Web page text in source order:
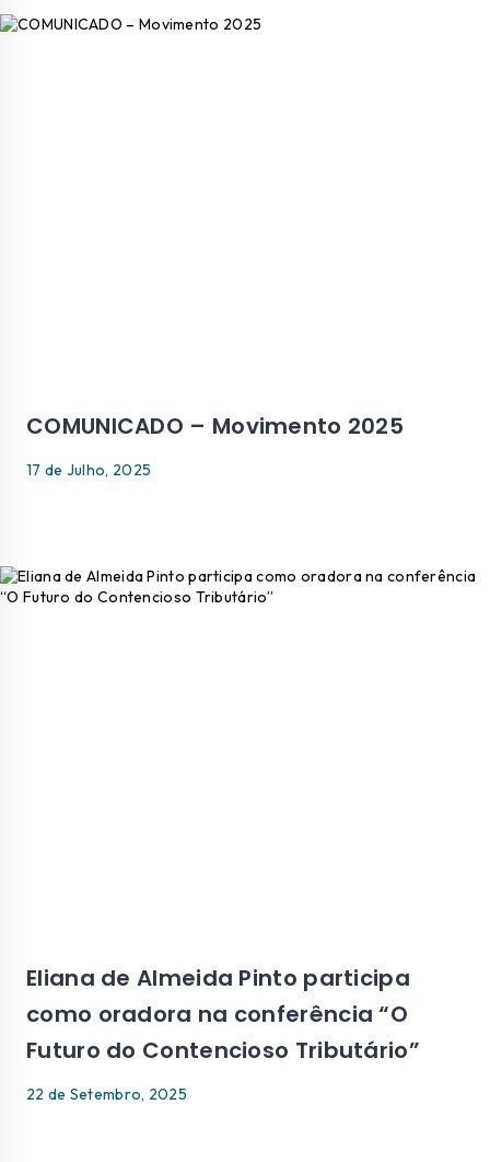
COMUNICADO – Movimento 2025
17 de Julho, 2025
Eliana de Almeida Pinto participa
como oradora na conferência “O
Futuro do Contencioso Tributário”
22 de Setembro, 2025